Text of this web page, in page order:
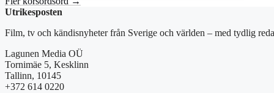
Utrikesposten
Film, tv och kändisnyheter från Sverige och världen – med tydlig
Lagunen Media OÜ
Tornimäe 5, Kesklinn
Tallinn, 10145
+372 614 0220